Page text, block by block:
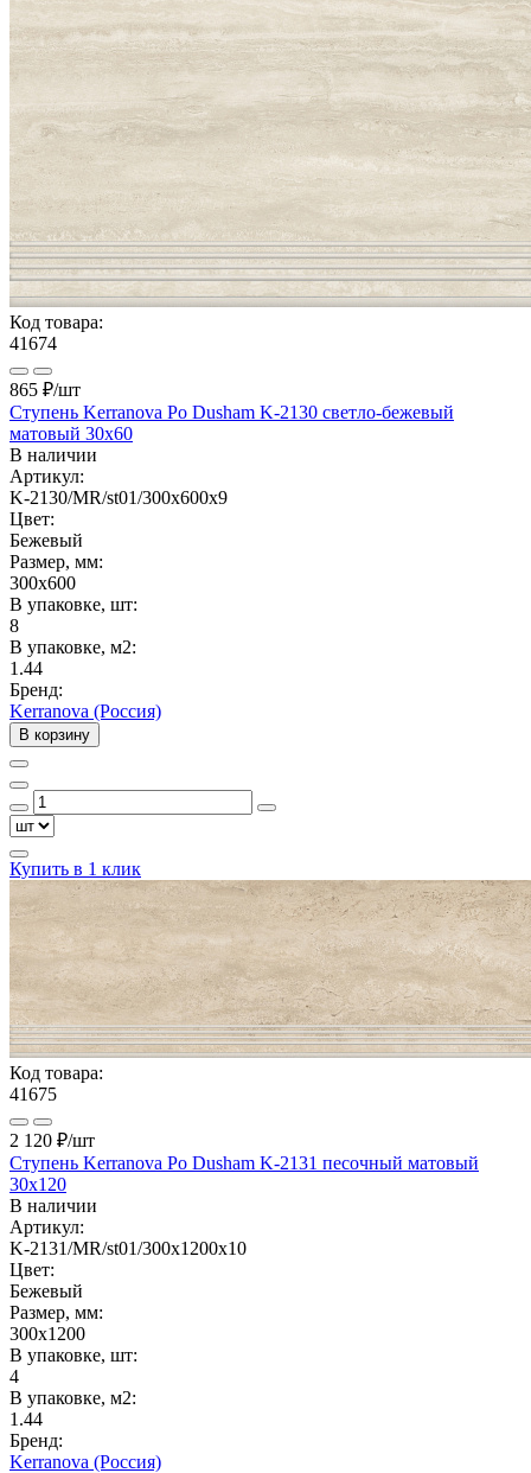
Код товара:
41674
865 ₽/шт
Ступень Kerranova Po Dusham K-2130 светло-бежевый
матовый 30x60
В наличии
Артикул:
K-2130/MR/st01/300x600x9
Цвет:
Бежевый
Размер, мм:
300x600
В упаковке, шт:
8
В упаковке, м2:
1.44
Бренд:
Kerranova (Россия)
В корзину
Купить в 1 клик
Код товара:
41675
2 120 ₽/шт
Ступень Kerranova Po Dusham K-2131 песочный матовый
30x120
В наличии
Артикул:
K-2131/MR/st01/300x1200x10
Цвет:
Бежевый
Размер, мм:
300x1200
В упаковке, шт:
4
В упаковке, м2:
1.44
Бренд:
Kerranova (Россия)